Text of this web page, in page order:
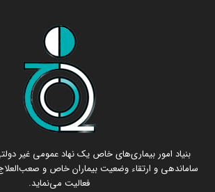
بنیاد امور بیماری‌های خاص یک نهاد عمومی غیر
ساماندهی و ارتقاء وضعیت بیماران خاص و
فعالیت می‌نماید.